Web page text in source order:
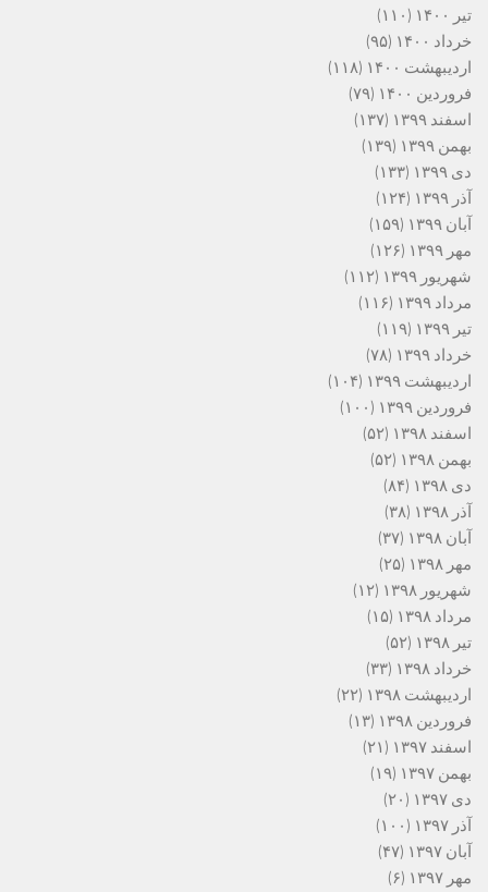
تیر ۱۴۰۰
(۱۱۰)
خرداد ۱۴۰۰
(۹۵)
اردیبهشت ۱۴۰۰
(۱۱۸)
فروردین ۱۴۰۰
(۷۹)
اسفند ۱۳۹۹
(۱۳۷)
بهمن ۱۳۹۹
(۱۳۹)
دی ۱۳۹۹
(۱۳۳)
آذر ۱۳۹۹
(۱۲۴)
آبان ۱۳۹۹
(۱۵۹)
مهر ۱۳۹۹
(۱۲۶)
شهریور ۱۳۹۹
(۱۱۲)
مرداد ۱۳۹۹
(۱۱۶)
تیر ۱۳۹۹
(۱۱۹)
خرداد ۱۳۹۹
(۷۸)
اردیبهشت ۱۳۹۹
(۱۰۴)
فروردین ۱۳۹۹
(۱۰۰)
اسفند ۱۳۹۸
(۵۲)
بهمن ۱۳۹۸
(۵۲)
دی ۱۳۹۸
(۸۴)
آذر ۱۳۹۸
(۳۸)
آبان ۱۳۹۸
(۳۷)
مهر ۱۳۹۸
(۲۵)
شهریور ۱۳۹۸
(۱۲)
مرداد ۱۳۹۸
(۱۵)
تیر ۱۳۹۸
(۵۲)
خرداد ۱۳۹۸
(۳۳)
اردیبهشت ۱۳۹۸
(۲۲)
فروردین ۱۳۹۸
(۱۳)
اسفند ۱۳۹۷
(۲۱)
بهمن ۱۳۹۷
(۱۹)
دی ۱۳۹۷
(۲۰)
آذر ۱۳۹۷
(۱۰۰)
آبان ۱۳۹۷
(۴۷)
مهر ۱۳۹۷
(۶)